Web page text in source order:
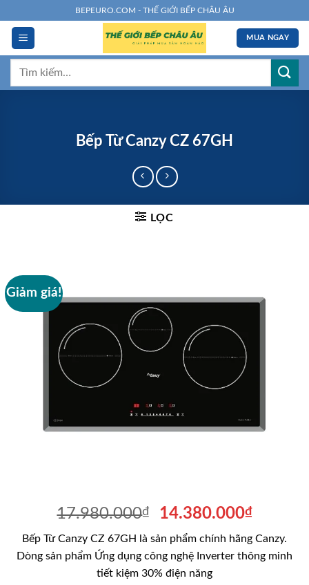
đến
dung
BEPEURO.COM - THẾ GIỚI BẾP CHÂU ÂU
MUA NGAY
Tìm
Bếp Từ Canzy CZ 67GH
LỌC
Giảm giá!
17.980.000₫
Giá
là:
17.980.000₫.
14.380.000₫Giá
tại
là:
Bếp Từ Canzy CZ 67GH là sản phẩm chính hãng Canzy.
Dòng sản phẩm Ứng dụng công nghệ Inverter thông minh
tiết kiệm 30% điện năng